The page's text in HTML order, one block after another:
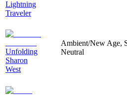
Lightning
Traveler
Unfolding
Sharon
West
Ambient/New Age,
Neutral